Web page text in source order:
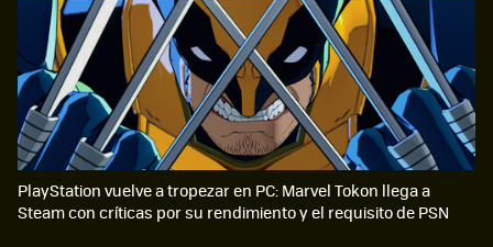
PlayStation vuelve a tropezar en PC: Marvel Tokon llega a
Steam con críticas por su rendimiento y el requisito de PSN